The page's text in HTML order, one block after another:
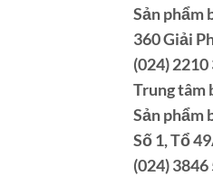
Sản phẩm
360 Giải
(024) 2210
Trung tâm
Sản phẩm
Số 1, Tổ
(024) 3846